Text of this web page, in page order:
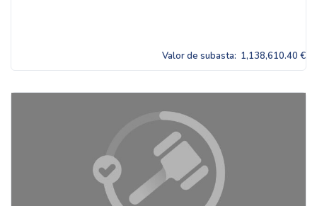
Valor de subasta: 1,138,610.40 €